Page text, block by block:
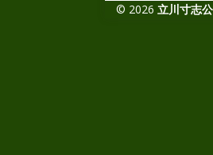
© 2026 立川寸志